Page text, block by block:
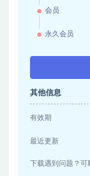
会员
永久会员
其他信息
有效期
最近更新
下载遇到问题？可